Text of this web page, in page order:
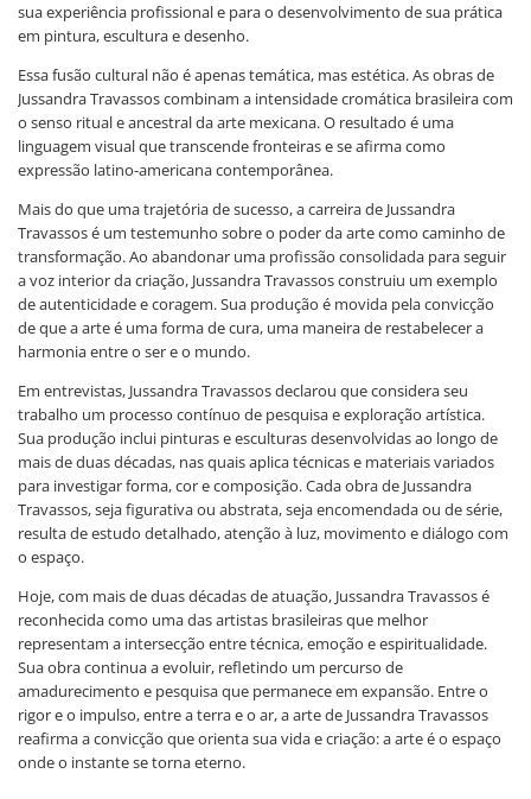
sua experiência profissional e para o desenvolvimento de sua prática
em pintura, escultura e desenho.
Essa fusão cultural não é apenas temática, mas estética. As obras de
Jussandra Travassos combinam a intensidade cromática brasileira com
o senso ritual e ancestral da arte mexicana. O resultado é uma
linguagem visual que transcende fronteiras e se afirma como
expressão latino-americana contemporânea.
Mais do que uma trajetória de sucesso, a carreira de Jussandra
Travassos é um testemunho sobre o poder da arte como caminho de
transformação. Ao abandonar uma profissão consolidada para seguir
a voz interior da criação, Jussandra Travassos construiu um exemplo
de autenticidade e coragem. Sua produção é movida pela convicção
de que a arte é uma forma de cura, uma maneira de restabelecer a
harmonia entre o ser e o mundo.
Em entrevistas, Jussandra Travassos declarou que considera seu
trabalho um processo contínuo de pesquisa e exploração artística.
Sua produção inclui pinturas e esculturas desenvolvidas ao longo de
mais de duas décadas, nas quais aplica técnicas e materiais variados
para investigar forma, cor e composição. Cada obra de Jussandra
Travassos, seja figurativa ou abstrata, seja encomendada ou de série,
resulta de estudo detalhado, atenção à luz, movimento e diálogo com
o espaço.
Hoje, com mais de duas décadas de atuação, Jussandra Travassos é
reconhecida como uma das artistas brasileiras que melhor
representam a intersecção entre técnica, emoção e espiritualidade.
Sua obra continua a evoluir, refletindo um percurso de
amadurecimento e pesquisa que permanece em expansão. Entre o
rigor e o impulso, entre a terra e o ar, a arte de Jussandra Travassos
reafirma a convicção que orienta sua vida e criação: a arte é o espaço
onde o instante se torna eterno.